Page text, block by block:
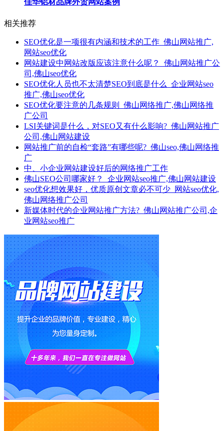
佳华铝材品牌外贸网站案例
相关推荐
SEO优化是一项很有内涵和技术的工作_佛山网站推广,
网站seo优化
网站建设中网站改版应该注意什么呢？_佛山网站推广公
司,佛山seo优化
SEO优化人员也不太清楚SEO到底是什么_企业网站seo
推广,佛山seo优化
SEO优化要注意的几条规则_佛山网络推广,佛山网络推
广公司
LSI关键词是什么，对SEO又有什么影响?_佛山网站推广
公司,佛山网站建设
网站推广前的自检“套路”有哪些呢?_佛山seo,佛山网络推
广
中、小企业网站建设好后的网络推广工作
佛山SEO公司哪家好？_企业网站seo推广,佛山网站建设
seo优化想效果好，优质原创文章必不可少_网站seo优化,
佛山网络推广公司
新媒体时代的企业网站推广方法?_佛山网站推广公司,企
业网站seo推广